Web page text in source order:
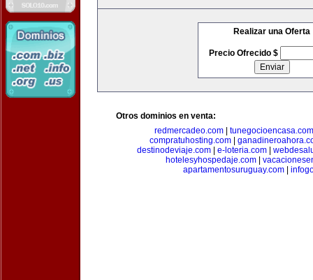
Realizar una Oferta
Precio Ofrecido $
Otros dominios en venta:
redmercadeo.com| tunegocioencasa.com
compratuhosting.com|
destinodeviaje.com
e-loteria.com
hotelesyhospedaje.com
apartamentosuruguay.com|